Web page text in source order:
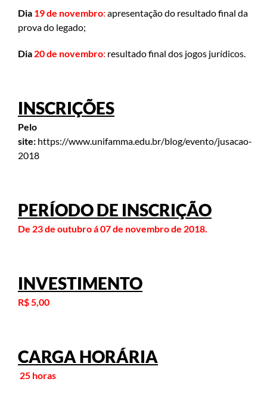
Dia 19 de novembro: apresentação do resultado final da
prova do legado;
Dia 20 de novembro: resultado final dos jogos jurídicos.
INSCRIÇÕES
Pelo
site: https://www.unifamma.edu.br/blog/evento/jusacao-
2018
PERÍODO DE INSCRIÇÃO
De 23 de outubro á 07 de novembro de 2018.
INVESTIMENTO
R$ 5,00
CARGA HORÁRIA
25 horas